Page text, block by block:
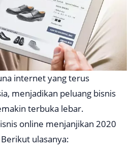
internet yang terus
menjadikan peluang bisnis
terbuka lebar.
online menjanjikan 2020
ulasanya: